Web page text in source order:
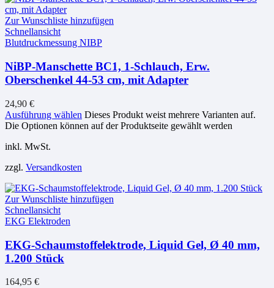
Zur Wunschliste hinzufügen
Schnellansicht
Blutdruckmessung NIBP
NiBP-Manschette BC1, 1-Schlauch, Erw.
Oberschenkel 44-53 cm, mit Adapter
24,90 €
Ausführung wählen Dieses Produkt weist mehrere Varianten auf.
Die Optionen können auf der Produktseite gewählt werden
inkl. MwSt.
zzgl. Versandkosten
Zur Wunschliste hinzufügen
Schnellansicht
EKG Elektroden
EKG-Schaumstoffelektrode, Liquid Gel, Ø 40 mm,
1.200 Stück
164,95 €